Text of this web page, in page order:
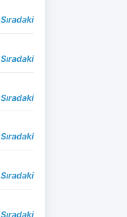
Sıradaki
Sıradaki
Sıradaki
Sıradaki
Sıradaki
Sıradaki